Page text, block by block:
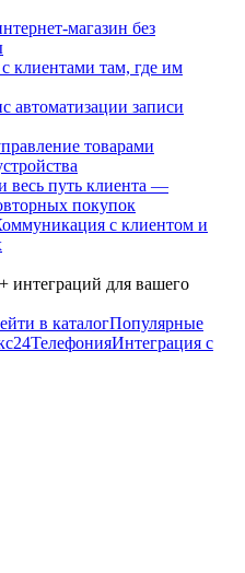
магазин без
клиентами там, где им
автоматизации записи
товарами
весь путь клиента —
покупок
с клиентом и
интеграций для вашего
в каталогПопулярные
ТелефонияИнтеграция с